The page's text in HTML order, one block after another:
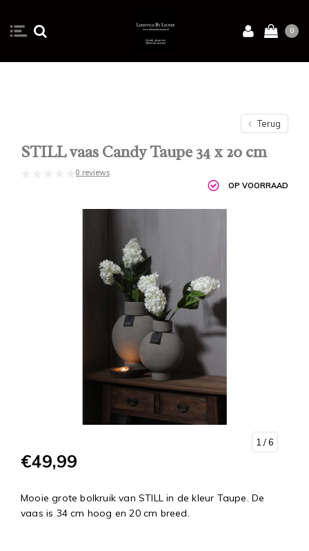
0
Terug
STILL vaas Candy Taupe 34 x 20 cm
0 reviews
OP VOORRAAD
1 / 6
€49,99
Mooie grote bolkruik van STILL in de kleur Taupe. De
vaas is 34 cm hoog en 20 cm breed.